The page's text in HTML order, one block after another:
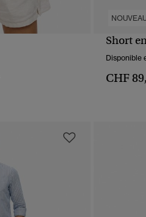
Short
Disponible
CHF